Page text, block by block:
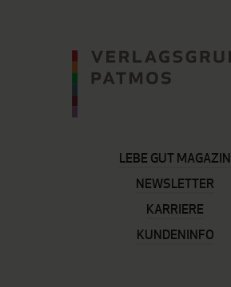
LEBE GUT MAGAZIN
NEWSLETTER
KARRIERE
KUNDENINFO